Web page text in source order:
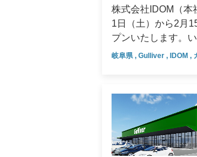
右折してすぐの場
で幅広い世代の人
す。 ▶居心地の良さを追求した店舗デザイン 画像：商談スペース（イメージ） 店内は、お客様が
をご用意したキッ
ながらご商談いただくことが可能です。 ◇カ
ただけるよう、空
ています。カフェ
由にお持ち込みいただけます。 画像：キッズスペース（イ
は、お客様が快適にお過
ンを用いて、温か
ました。 ◇キッズスペース小さなお子様をお連れのお客様でも安心してご利用いただけるよう、絵本
インに仕上げてい
スペースへ自由にお持ち込みいただけま
組みとサービスを
ます。今後も地域
てご相談いただけるよう取り組んで
株式会社IDOM（本
1日（土）から2月
プンいたします。
す。 ▶オープンスケジュール ガリバー一宮店（愛知・一宮市）：2025年2月1日（土）ガリバー豊橋
バー一宮店」と「ガリバー豊橋店」 中古車の販売お
ービスを通じて、
て自由に来店でき
でいます。 この度、愛知県一宮市にグランドオープンするのは「ガリバー一宮店」です。尾張エリア
（名古屋市を除く
岐阜県 , Gulliver , IDOM ,